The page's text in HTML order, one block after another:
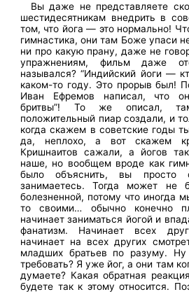
Вы даже не представляете
шестидесятникам внедрить в
том, что йога — это нормально!
гимнастика, они там Боже упаси
ни про какую прану, даже не
упражнениям, фильм даже
назывался? “Индийский йоги —
каком-то году. Это прорыв был!
Иван Ефремов написал, что
бритвы”! То же описал,
положительный пиар создали, и
когда скажем в советские годы
да, неплохо, а вот скажем
Кришнаитов сажали, а йогов
наше, но вообщем вроде как
было объяснить, вы просто
занимаетесь. Тогда может не
болезненной, потому что иногда
то своими… обычно конечно
начинает заниматься йогой и
фанатизм. Начинает всех
начинает на всех других
младших братьев по разуму.
требовать? Я уже йог, а они там
думаете? Какая обратная
будете так к этому относится.